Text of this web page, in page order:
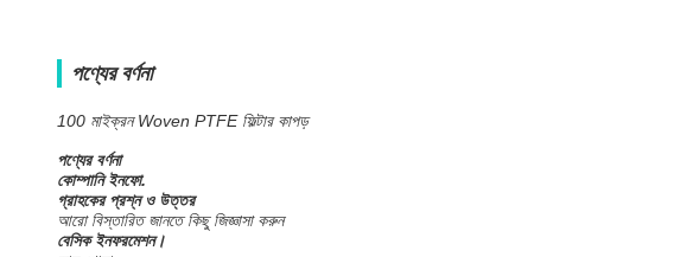
পণ্যের বর্ণনা
100 মাইক্রন Woven PTFE ফিল্টার কাপড়
পণ্যের বর্ণনা
কোম্পানি ইনফো.
গ্রাহকের প্রশ্ন ও উত্তর
আরো বিস্তারিত জানতে কিছু জিজ্ঞাসা করুন
বেসিক ইনফরমেশন।